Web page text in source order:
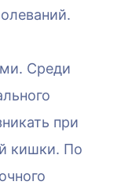
Среди
при
кишки. По